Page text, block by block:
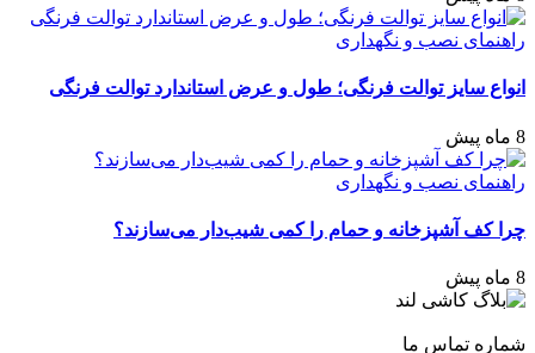
راهنمای نصب و نگهداری
انواع سایز توالت فرنگی؛ طول و عرض استاندارد توالت فرنگی
8 ماه پیش
راهنمای نصب و نگهداری
چرا کف آشپزخانه و حمام را کمی شیب‌دار می‌سازند؟
8 ماه پیش
شماره تماس ما